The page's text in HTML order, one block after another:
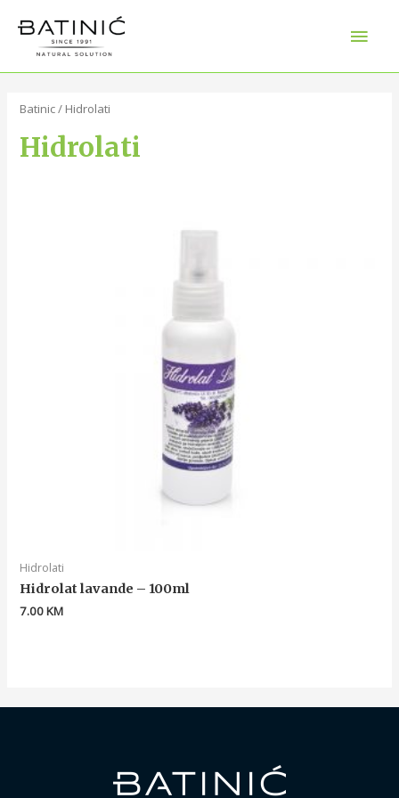
Batinic/ Hidrolati
Hidrolati
Hidrolati
Hidrolat lavande – 100ml
7.00KM